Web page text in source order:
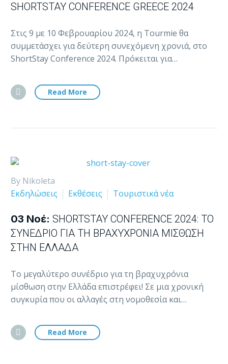
SHORTSTAY CONFERENCE GREECE 2024
Στις 9 με 10 Φεβρουαρίου 2024, η Tourmie θα
συμμετάσχει για δεύτερη συνεχόμενη χρονιά, στο
ShortStay Conference 2024. Πρόκειται για…
Read More
By Nikoleta
Εκδηλώσεις
Εκθέσεις Τουριστικά νέα
03 Νοέ: SHORTSTAY CONFERENCE 2024: ΤΟ
ΣΥΝΈΔΡΙΟ ΓΙΑ ΤΗ ΒΡΑΧΥΧΡΌΝΙΑ ΜΊΣΘΩΣΗ
ΣΤΗΝ ΕΛΛΆΔΑ
Το μεγαλύτερο συνέδριο για τη βραχυχρόνια
μίσθωση στην Ελλάδα επιστρέφει! Σε μια χρονική
συγκυρία που οι αλλαγές στη νομοθεσία και…
Read More